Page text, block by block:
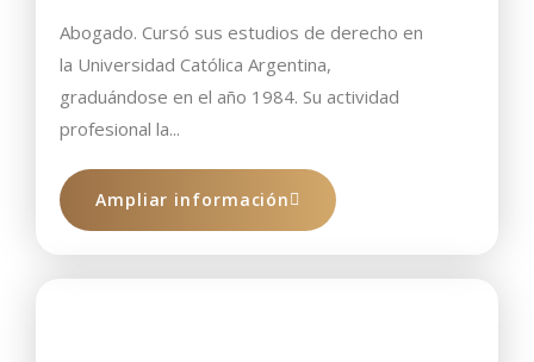
Abogado. Cursó sus estudios de derecho en
la Universidad Católica Argentina,
graduándose en el año 1984. Su actividad
profesional la...
Ampliar información